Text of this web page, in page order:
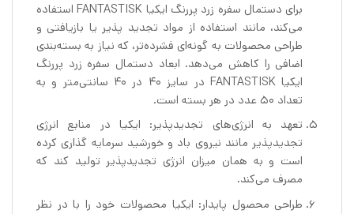
برای دستمال سفره زرد پررنگ ایکیا FANTASTISK استفاده
می‌کند، مانند استفاده از مواد تجدید پذیر یا بازیافتی و
طراحی محصولات به گونه‌ای فشرده‌تر، که نیاز به بسته‌بندی
اضافی را کاهش می‌دهد. ابعاد دستمال سفره زرد پررنگ
ایکیا FANTASTISK در سایز ۴۰ در ۴۰ سانتی‌متر و به
تعداد 50 عدد در هر بسته است.
تعهد به انرژی‌های تجدیدپذیر: ایکیا در منابع انرژی
تجدیدپذیر مانند نیروی باد و خورشید سرمایه گذاری کرده
است و به همان میزان انرژی تجدیدپذیر تولید کند که
مصرف می‌کند.
طراحی محصول پایدار: ایکیا محصولات خود را با در نظر